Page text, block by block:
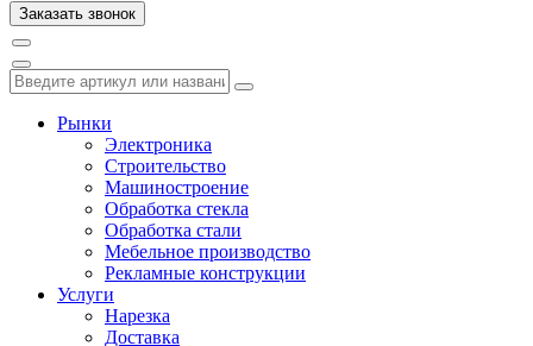
Рынки
Электроника
Строительство
Машиностроение
Обработка стекла
Обработка стали
Мебельное производство
Рекламные конструкции
Услуги
Нарезка
Доставка